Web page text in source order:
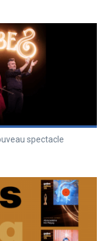
spectacle